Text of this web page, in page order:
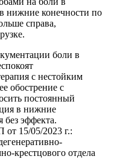
нижние конечности по
справа,
боли в
с нестойким
обострение с
постоянный
в нижние
без эффекта.
15/05/2023 г.:
крестцового отдела